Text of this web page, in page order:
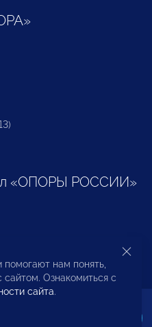
«ОПОРЫ РОССИИ»
и
нам понять,
сайтом. Ознакомиться с
сайта.